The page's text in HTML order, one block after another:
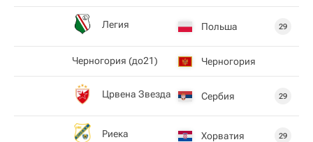
Легия Польша 29
Черногория (до21) Черногория
Црвена Звезда Сербия 29
Риека Хорватия 29